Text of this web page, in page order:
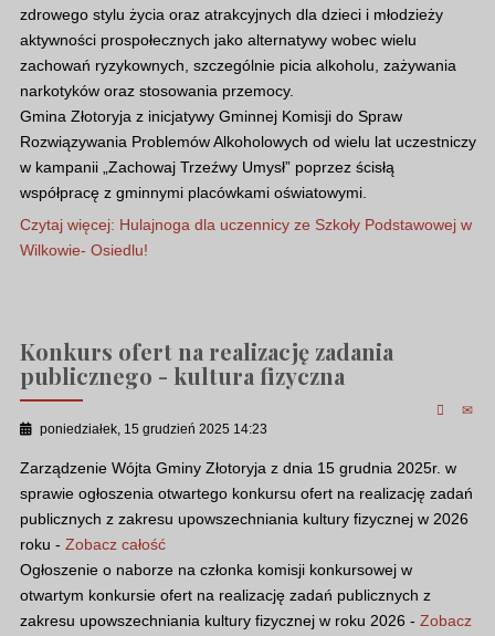
zdrowego stylu życia oraz atrakcyjnych dla dzieci i młodzieży
aktywności prospołecznych jako alternatywy wobec wielu
zachowań ryzykownych, szczególnie picia alkoholu, zażywania
narkotyków oraz stosowania przemocy.
Gmina Złotoryja z inicjatywy Gminnej Komisji do Spraw
Rozwiązywania Problemów Alkoholowych od wielu lat uczestniczy
w kampanii „Zachowaj Trzeźwy Umysł” poprzez ścisłą
współpracę z gminnymi placówkami oświatowymi.
Czytaj więcej: Hulajnoga dla uczennicy ze Szkoły Podstawowej w
Wilkowie- Osiedlu!
Konkurs ofert na realizację zadania
publicznego - kultura fizyczna
poniedziałek, 15 grudzień 2025 14:23
Zarządzenie Wójta Gminy Złotoryja z dnia 15 grudnia 2025r. w
sprawie ogłoszenia otwartego konkursu ofert na realizację zadań
publicznych z zakresu upowszechniania kultury fizycznej w 2026
roku - Zobacz całość
Ogłoszenie o naborze na członka komisji konkursowej w
otwartym konkursie ofert na realizację zadań publicznych z
zakresu upowszechniania kultury fizycznej w roku 2026 - Zobacz